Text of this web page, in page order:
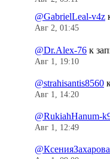
@GabrielLeal-v4z
Авг 2, 01:45
@Dr.Alex-76 к
Авг 1, 19:10
@strahisantis8560
Авг 1, 14:20
@RukiahHanum-
Авг 1, 12:49